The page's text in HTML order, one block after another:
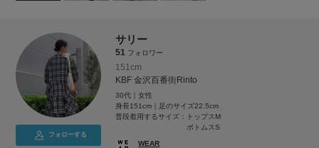
フォローする
サリー
51 フォロワー
151cm
KBF 金沢百番街Rinto
30代｜女性
身長151cm｜足のサイズ22.5cm
普段着用するサイズ：
トップスM
ボトムスS
WEAR